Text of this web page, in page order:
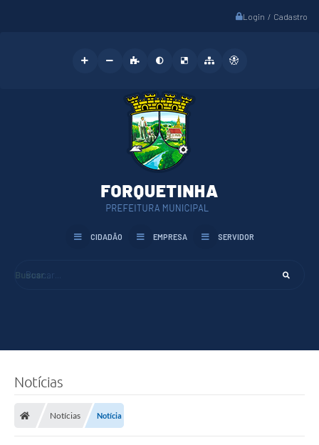
Login / Cadastro
Buscar...
CIDADÃO EMPRESA SERVIDOR
Notícias
Notícias Notícia